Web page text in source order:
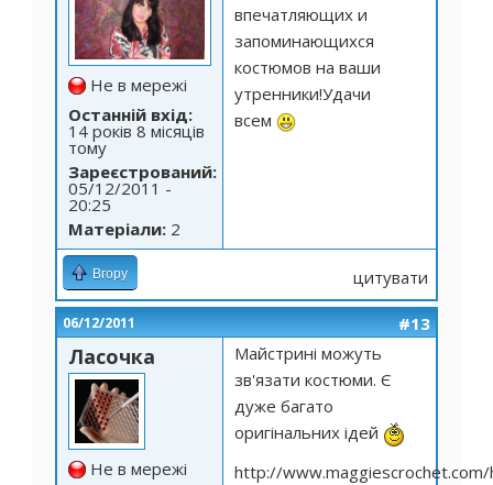
Не в мережі
Останній вхід:
14 років 8 місяців
тому
Зареєстрований:
05/12/2011 -
20:25
Матеріали: 2
впечатляющих и
запоминающихся
костюмов на ваши
утренники!Удачи
всем
Вгору цитувати
06/12/2011 #13
Ласочка
Не в мережі
Майстрині можуть
зв'язати костюми. Є
дуже багато
оригінальних ідей
http://www.maggiescrochet.com/